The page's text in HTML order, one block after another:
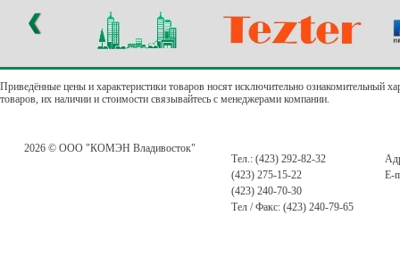
Приведённые цены и характеристики товаров носят исключительно ознакомительный
товаров, их наличии и стоимости связывайтесь с менеджерами компании.
2026 © ООО "КОМЭН Владивосток"
Тел.: (423) 292-82-32
(423) 275-15-22
(423) 240-70-30
Тел / Факс: (423) 240-79-65
E-